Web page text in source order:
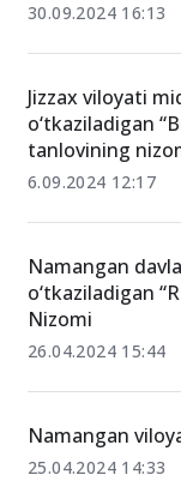
30.09.2024 16:13
Jizzax viloyati
o‘tkaziladigan
tanlovining
6.09.2024 12:17
Namangan
o‘tkaziladigan
Nizomi
26.04.2024 15:44
Namangan
25.04.2024 14:33